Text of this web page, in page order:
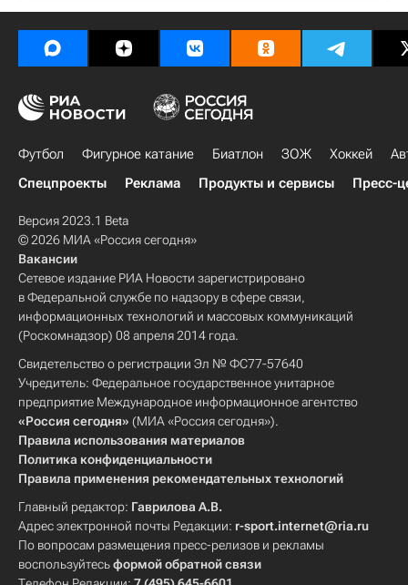
Футбол Фигурное катание Биатлон ЗОЖ Хоккей
Спецпроекты
Реклама Продукты и сервисы Пресс-
Версия 2023.1 Beta
© 2026 МИА «Россия сегодня»
Вакансии
Сетевое издание РИА Новости зарегистрировано
в Федеральной службе по надзору в сфере связи,
информационных технологий и массовых коммуникаций
(Роскомнадзор) 08 апреля 2014 года.
Свидетельство о регистрации Эл № ФС77-57640
Учредитель: Федеральное государственное унитарное
предприятие Международное информационное агентство
«Россия сегодня» (МИА «Россия сегодня»).
Правила использования материалов
Политика конфиденциальности
Правила применения рекомендательных технологий
Главный редактор: Гаврилова А.В.
Адрес электронной почты Редакции: r-sport.internet@ria.ru
По вопросам размещения пресс-релизов и рекламы
воспользуйтесьформой обратной связи